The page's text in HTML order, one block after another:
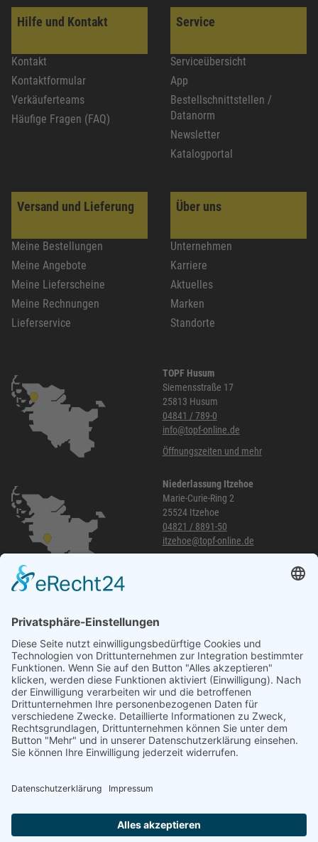
Hilfe und Kontakt
Kontakt
Kontaktformular
Verkäuferteams
Häufige Fragen (FAQ)
Service
Serviceübersicht
App
Bestellschnittstellen /
Datanorm
Newsletter
Katalogportal
Versand und Lieferung
Meine Bestellungen
Meine Angebote
Meine Lieferscheine
Meine Rechnungen
Lieferservice
Über uns
Unternehmen
Karriere
Aktuelles
Marken
Standorte
TOPF Husum
Siemensstraße 17
25813 Husum
04841 / 789-0
info@topf-online.de
Öffnungszeiten und mehr
Niederlassung Itzehoe
Marie-Curie-Ring 2
25524 Itzehoe
04821 / 8891-50
itzehoe@topf-online.de
040 / 21 04 04 04-04
glinde@topf-online.de
Öffnungszeiten und mehr